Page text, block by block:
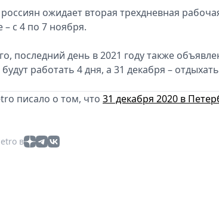
ожидает вторая трехдневная
– с 4 по 7 ноября.
последний день в 2021 году также
работать 4 дня, а 31 декабря –
писало о том, что 31 декабря 2020 в
в